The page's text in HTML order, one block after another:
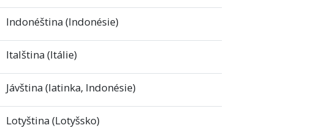
Indonéština (Indonésie)
Italština (Itálie)
Jávština (latinka, Indonésie)
Lotyština (Lotyšsko)